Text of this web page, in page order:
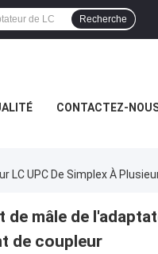
Recherche
CONTACTEZ-
LC UPC De Simplex À
mâle de
de coupleur